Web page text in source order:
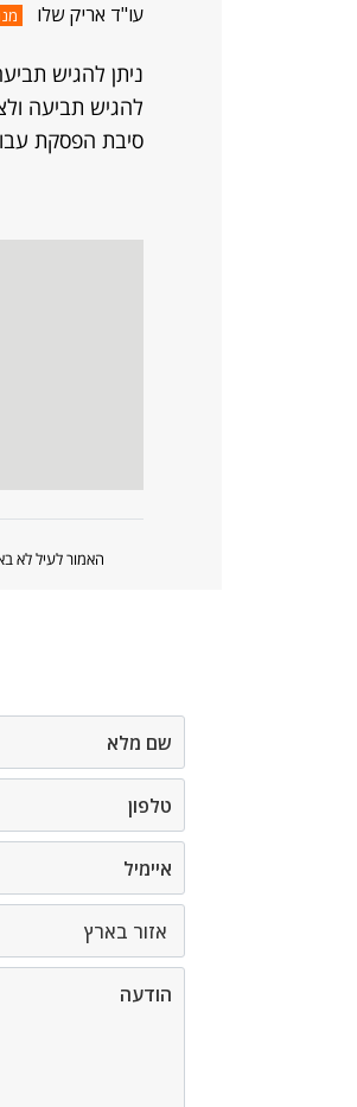
עו"ד אריק שלו
ניתן להגיש
להגיש תביעה
סיבת הפסקת
האמור לעיל לא